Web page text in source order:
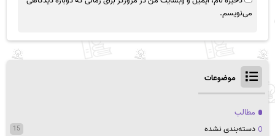
می‌نویسم.
موضوعات
مطالب
دسته‌بندی نشده
15